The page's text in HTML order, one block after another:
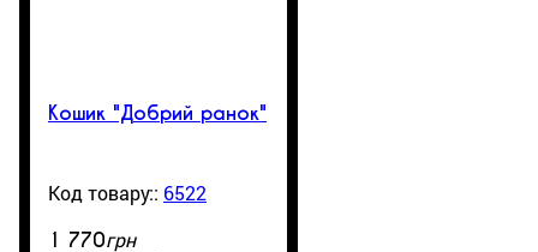
Кошик "Добрий ранок"
6522
1 770грн